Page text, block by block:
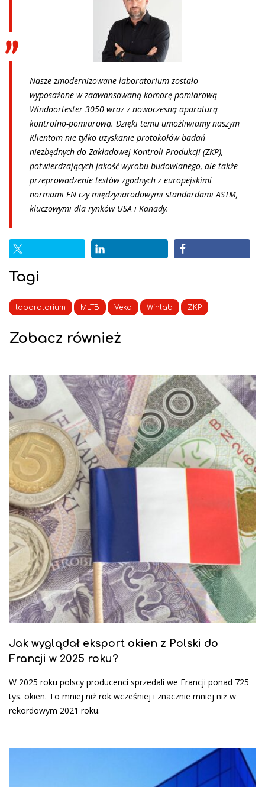
Nasze zmodernizowane laboratorium zostało
wyposażone w zaawansowaną komorę pomiarową
Windoortester 3050 wraz z nowoczesną aparaturą
kontrolno-pomiarową. Dzięki temu umożliwiamy naszym
Klientom nie tylko uzyskanie protokołów badań
niezbędnych do Zakładowej Kontroli Produkcji (ZKP),
potwierdzających jakość wyrobu budowlanego, ale także
przeprowadzenie testów zgodnych z europejskimi
normami EN czy międzynarodowymi standardami ASTM,
kluczowymi dla rynków USA i Kanady.
Tagi
laboratorium MLTB Veka Winlab ZKP
Zobacz również
Jak wyglądał eksport okien z Polski do
Francji w 2025 roku?
W 2025 roku polscy producenci sprzedali we Francji ponad 725
tys. okien. To mniej niż rok wcześniej i znacznie mniej niż w
rekordowym 2021 roku.